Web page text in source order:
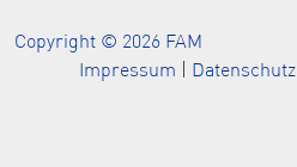
Copyright © 2026 FAM
Impressum
Datenschutz